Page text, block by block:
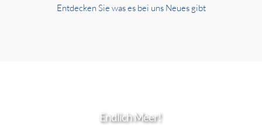
Entdecken Sie was es bei uns Neues gibt
Endlich Meer!